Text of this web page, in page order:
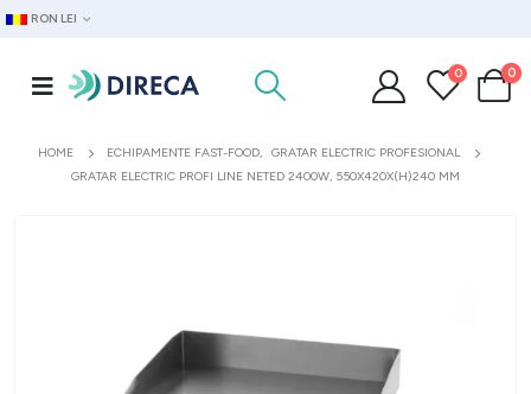
RON LEI
0 0
HOME ECHIPAMENTE FAST-FOOD,
GRATAR ELECTRIC PROFESIONAL
GRATAR ELECTRIC PROFI LINE NETED 2400W, 550X420X(H)240 MM